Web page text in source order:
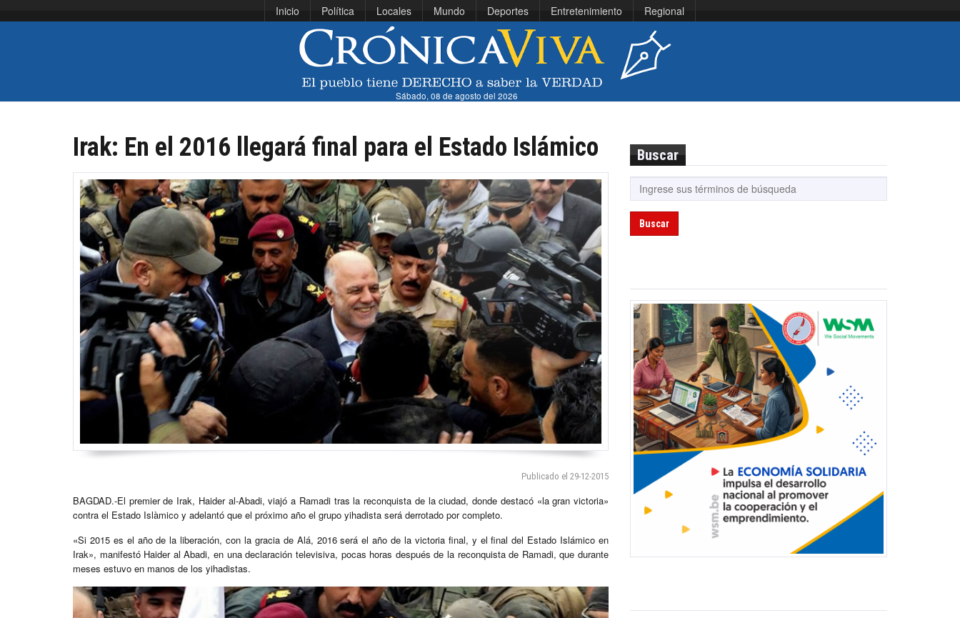
Inicio Política Locales Mundo Deportes Entretenimiento Regional
Sábado, 08 de agosto del 2026
Irak: En el 2016 llegará final para el Estado Islámico
Publicado el 29-12-2015
BAGDAD.-El premier de Irak, Haider al-Abadi, viajó a Ramadi tras la reconquista de la ciudad, donde destacó «la gran victoria»
contra el Estado Islàmico y adelantó que el próximo año el grupo yihadista será derrotado por completo.
«Si 2015 es el año de la liberación, con la gracia de Alá, 2016 será el año de la victoria final, y el final del Estado Islámico en
Irak», manifestó Haider al Abadi, en una declaración televisiva, pocas horas después de la reconquista de Ramadi, que durante
meses estuvo en manos de los yihadistas.
Buscar
Buscar